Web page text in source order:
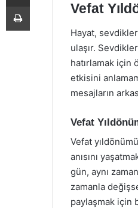
Vefat
Hayat,
ulaşır.
hatırlamak için
etkisini
mesajların
Vefat
Vefat
anısını
gün, aynı
zamanla
paylaşmak için